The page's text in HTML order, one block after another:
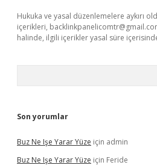
Hukuka ve yasal düzenlemelere aykırı
içerikleri,
halinde, ilgili içerikler yasal süre
Son yorumlar
Buz Ne Işe Yarar Yüze için admin
Buz Ne Işe Yarar Yüze için Feride